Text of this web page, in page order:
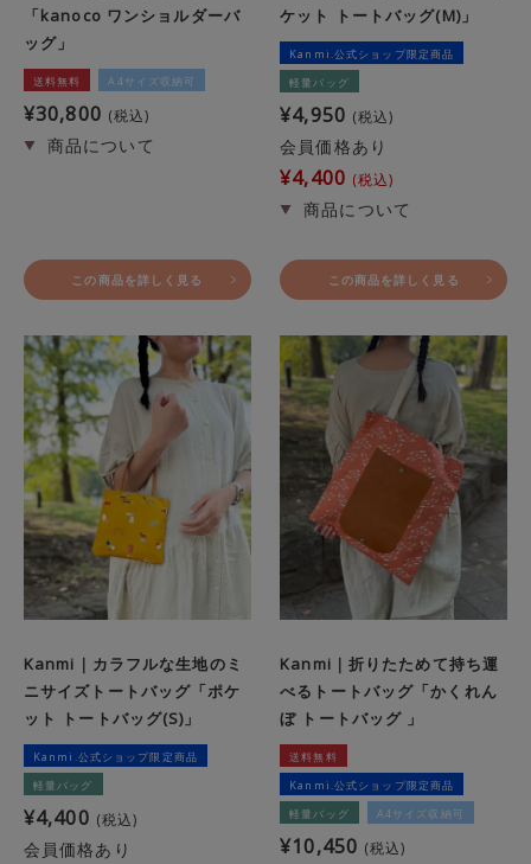
「kanoco ワンショルダーバ
ッグ」
送料無料 A4サイズ収納可
¥30,800 税込
この商品を詳しく見る
ケット トートバッグ(M)」
Kanmi.公式ショップ限定商品
軽量バッグ
¥4,950 税込
会員価格あり
¥4,400 税込
この商品を詳しく見る
Kanmi｜カラフルな生地のミ
ニサイズトートバッグ「ポケ
ット トートバッグ(S)」
Kanmi.公式ショップ限定商品
軽量バッグ
¥4,400 税込
会員価格あり
Kanmi｜折りたためて持ち運
べるトートバッグ「かくれん
ぼ トートバッグ 」
送料無料
Kanmi.公式ショップ限定商品
軽量バッグ
A4サイズ収納可
¥10,450 税込